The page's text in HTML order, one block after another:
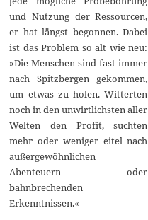
und Nutzung der Ressourcen,
er hat längst begonnen. Dabei
ist das Problem so alt wie neu:
»Die Menschen sind fast immer
nach Spitzbergen gekommen,
um etwas zu holen. Witterten
noch in den unwirtlichsten aller
Welten den Profit, suchten
mehr oder weniger eitel nach
außergewöhnlichen
Abenteuern oder
bahnbrechenden
Erkenntnissen.«